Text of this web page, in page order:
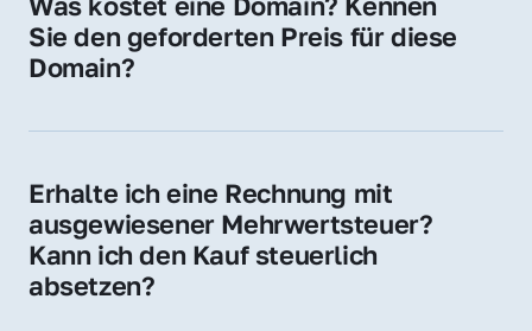
Adressen oder als digitale Investition.
Sie den geforderten Preis für diese
Domain?
Domain liegt ein konkreter Kaufpreis vor –
unverbindliches Angebot.
Erhalte ich eine Rechnung mit
ausgewiesener Mehrwertsteuer?
Kann ich den Kauf steuerlich
absetzen?